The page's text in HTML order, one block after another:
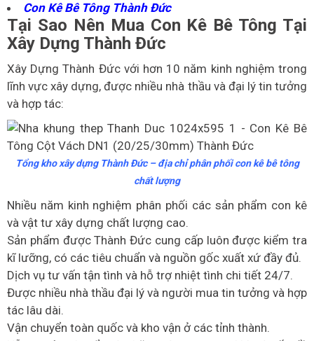
Con Kê Bê Tông Thành Đức
Tại Sao Nên Mua Con Kê Bê Tông Tại
Xây Dựng Thành Đức
Xây Dựng Thành Đức với hơn 10 năm kinh nghiệm trong
lĩnh vực xây dựng, được nhiều nhà thầu và đại lý tin tưởng
và hợp tác:
Tổng kho xây dựng Thành Đức – địa chỉ phân phối con kê bê tông
chất lượng
Nhiều năm kinh nghiệm phân phối các sản phẩm con kê
và vật tư xây dựng chất lượng cao.
Sản phẩm được Thành Đức cung cấp luôn được kiểm tra
kĩ lưỡng, có các tiêu chuẩn và nguồn gốc xuất xứ đầy đủ.
Dịch vụ tư vấn tận tình và hỗ trợ nhiệt tình chi tiết 24/7.
Được nhiều nhà thầu đại lý và người mua tin tưởng và hợp
tác lâu dài.
Vận chuyển toàn quốc và kho vận ở các tỉnh thành.